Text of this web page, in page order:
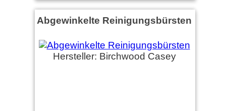
Abgewinkelte Reinigungsbürsten
Hersteller: Birchwood Casey